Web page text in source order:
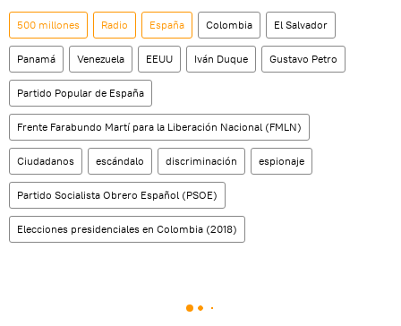
500 millones Radio España Colombia El Salvador
Panamá Venezuela EEUU Iván Duque Gustavo Petro
Partido Popular de España
Frente Farabundo Martí para la Liberación Nacional (FMLN)
Ciudadanos escándalo discriminación espionaje
Partido Socialista Obrero Español (PSOE)
Elecciones presidenciales en Colombia (2018)